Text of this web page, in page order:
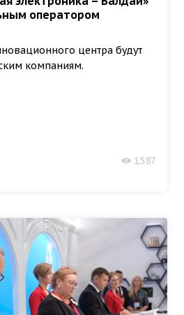
оператором
центра будут
компаниям.
1587